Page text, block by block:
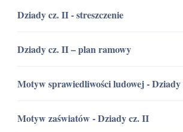
Dziady cz. II - streszczenie
Dziady cz. II – plan ramowy
Motyw sprawiedliwości ludowej -
Motyw zaświatów - Dziady cz. II